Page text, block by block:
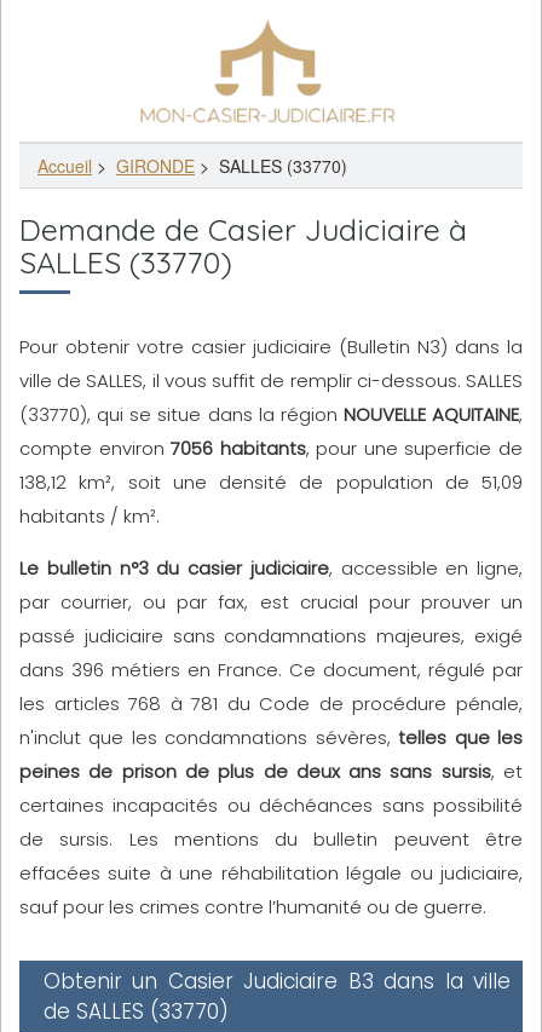
Accueil > GIRONDE > SALLES (33770)
Demande de Casier Judiciaire à
SALLES (33770)
Pour obtenir votre casier judiciaire (Bulletin N3) dans la
ville de SALLES, il vous suffit de remplir ci-dessous. SALLES
(33770), qui se situe dans la région NOUVELLE AQUITAINE,
compte environ7056 habitants, pour une superficie de
138,12 km², soit une densité de population de 51,09
habitants / km².
Le bulletin n°3 du casier judiciaire, accessible en ligne,
par courrier, ou par fax, est crucial pour prouver un
passé judiciaire sans condamnations majeures, exigé
dans 396 métiers en France. Ce document, régulé par
les articles 768 à 781 du Code de procédure pénale,
n'inclut que les condamnations sévères,telles que les
peines de prison de plus de deux ans sans sursis, et
certaines incapacités ou déchéances sans possibilité
de sursis. Les mentions du bulletin peuvent être
effacées suite à une réhabilitation légale ou judiciaire,
sauf pour les crimes contre l’humanité ou de guerre.
Obtenir un Casier Judiciaire B3 dans la ville
de SALLES (33770)